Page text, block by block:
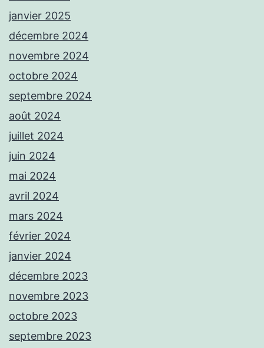
janvier 2025
décembre 2024
novembre 2024
octobre 2024
septembre 2024
août 2024
juillet 2024
juin 2024
mai 2024
avril 2024
mars 2024
février 2024
janvier 2024
décembre 2023
novembre 2023
octobre 2023
septembre 2023